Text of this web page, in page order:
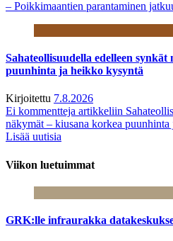
– Poikkimaantien parantaminen
Sahateollisuudella edelleen
puunhinta ja heikko kysyntä
Kirjoitettu 7.8.2026
Ei kommentteja artikkeliin
näkymät – kiusana korkea
Lisää uutisia
Viikon luetuimmat
GRK:lle infraurakka